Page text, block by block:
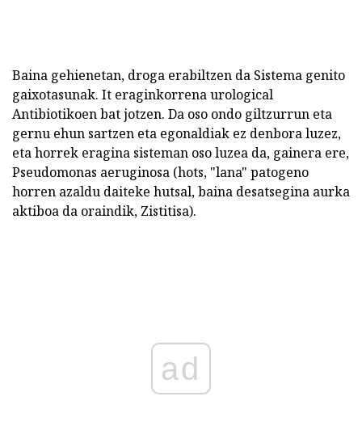
Baina gehienetan, droga erabiltzen da Sistema genito
gaixotasunak. It eraginkorrena urological
Antibiotikoen bat jotzen. Da oso ondo giltzurrun eta
gernu ehun sartzen eta egonaldiak ez denbora luzez,
eta horrek eragina sisteman oso luzea da, gainera ere,
Pseudomonas aeruginosa (hots, "lana" patogeno
horren azaldu daiteke hutsal, baina desatsegina aurka
aktiboa da oraindik, Zistitisa).
ad